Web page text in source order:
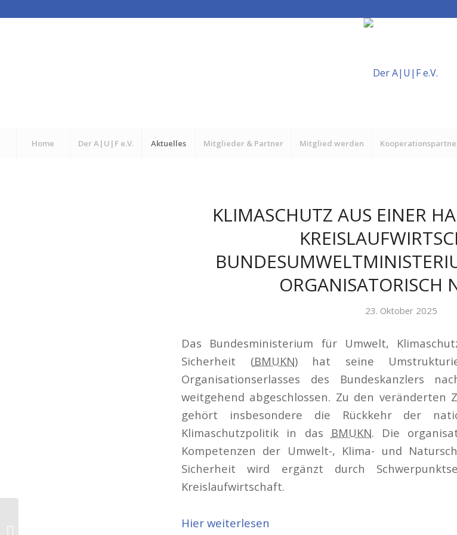
Home Der A|U|F e.V. Aktuelles Mitglieder & Partner Mitglied werden
KLIMASCHUTZ AUS EINER
ORGANISATORISCH
23. Oktober 2025
Das Bundesministerium für Umwelt,
Sicherheit (BMUKN) hat seine
Organisationserlasses des Bundeskanzlers
weitgehend abgeschlossen. Zu den veränderten
gehört insbesondere die Rückkehr der
Klimaschutzpolitik in das BMUKN. Die
Kompetenzen der Umwelt-, Klima- und
Sicherheit wird ergänzt durch
Kreislaufwirtschaft.
Hier weiterlesen